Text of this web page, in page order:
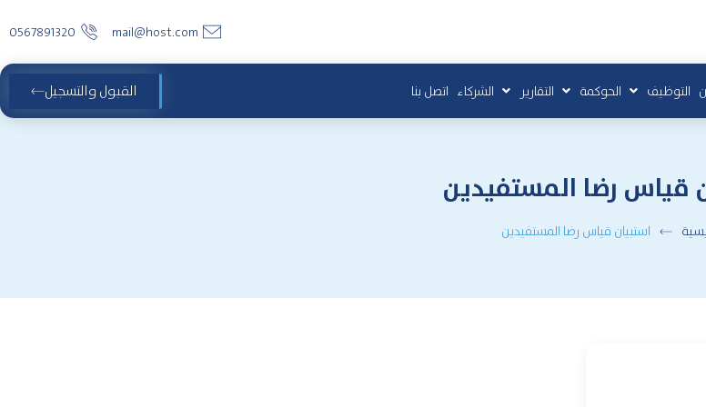
mail@host.com
0567891320
التوظيف الحوكمة التقارير الشركاء اتصل بنا القبول والتسجيل
قياس رضا المستفيدين
استبيان قياس رضا المستفيدين